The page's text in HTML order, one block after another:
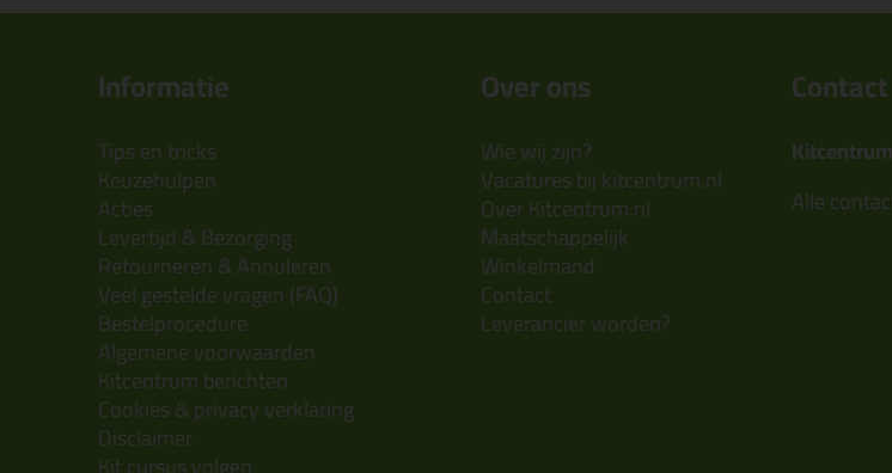
Informatie
Tips en tricks
Keuzehulpen
Acties
Levertijd & Bezorging
Retourneren & Annuleren
Veel gestelde vragen (FAQ)
Bestelprocedure
Algemene voorwaarden
Kitcentrum berichten
Cookies & privacy verklaring
Disclaimer
Over ons
Wie wij zijn?
Vacatures bij kitcentrum.nl
Over Kitcentrum.nl
Maatschappelijk
Winkelmand
Contact
Leverancier worden?
Contact
Alle